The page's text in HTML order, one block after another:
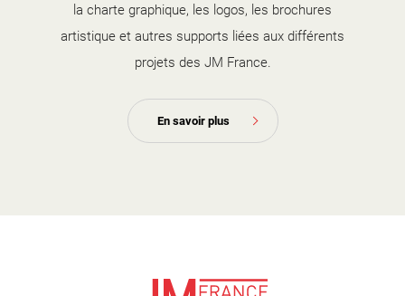
la charte graphique, les logos, les brochures
artistique et autres supports liées aux différents
projets des JM France.
En savoir plus